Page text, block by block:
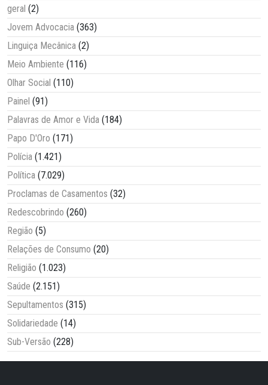
geral (2)
Jovem Advocacia (363)
Linguiça Mecânica (2)
Meio Ambiente (116)
Olhar Social (110)
Painel (91)
Palavras de Amor e Vida (184)
Papo D'Oro (171)
Polícia (1.421)
Política (7.029)
Proclamas de Casamentos (32)
Redescobrindo (260)
Região (5)
Relações de Consumo (20)
Religião (1.023)
Saúde (2.151)
Sepultamentos (315)
Solidariedade (14)
Sub-Versão (228)